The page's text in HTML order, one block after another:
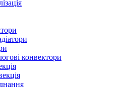
конвектори